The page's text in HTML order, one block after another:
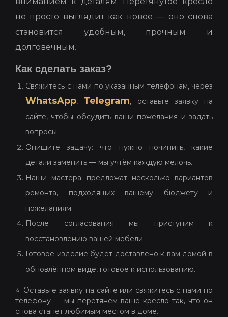
не просто выглядит как новое — оно снова
становится удобным, прочным и
долговечным.
Как сделать заказ?
Свяжитесь с нами по указанным телефонам, через
WhatsApp, Telegram, оставьте заявку на
сайте, чтобы обсудить ваши пожелания и задать
вопросы.
Опишите задачу: что нужно починить, какие
детали заменить — мы учтём каждую мелочь.
Наши мастера предложат несколько вариантов
ремонта, подходящих вашему бюджету и
пожеланиям.
После согласования мы приступим к
восстановлению вашей мебели.
Готовое изделие будет доставлено к вам домой в
обновлённом виде, готовое к использованию.
⭐ Оставьте заявку на сайте или свяжитесь с нами по
телефону — мы перетянем ваше кресло так, что он
снова станет любимым местом в доме.